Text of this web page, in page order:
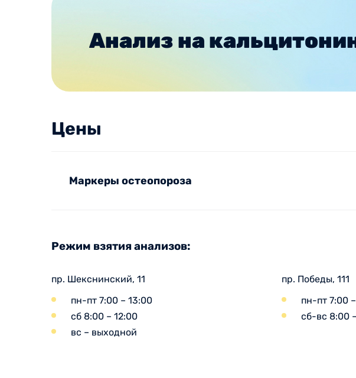
Анализ на
Цены
Маркеры остеопороза
Режим взятия анализов:
пр. Шекснинский, 11
пн-пт 7:00 – 13:00
сб 8:00 – 12:00
вс – выходной
пр. Победы, 111
пн-пт 7:00
сб-вс 8:00